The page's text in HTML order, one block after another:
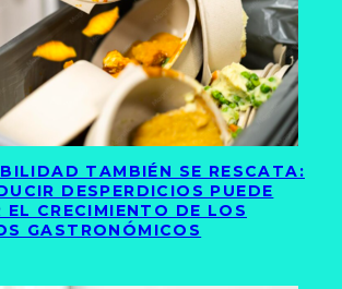
TAMBIÉN SE RESCATA:
DESPERDICIOS PUEDE
EL CRECIMIENTO DE LOS
GASTRONÓMICOS